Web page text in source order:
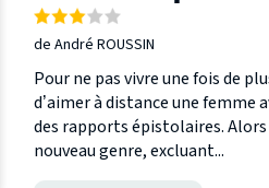
de André ROUSSIN
Pour ne pas vivre une fois de
d’aimer à distance une femme
des rapports épistolaires. Alors
nouveau genre, excluant...